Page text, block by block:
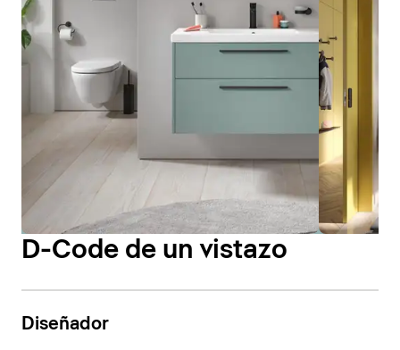
D-Code de un vistazo
Diseñador